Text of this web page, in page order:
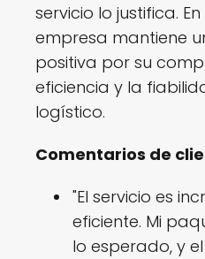
servicio lo justifica.
empresa mantiene
positiva por su
eficiencia y la
logístico.
Comentarios de
"El servicio es
eficiente. Mi
lo esperado, y